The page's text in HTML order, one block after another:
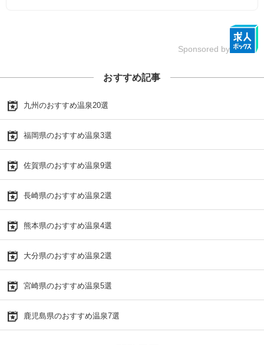
Sponsored by
おすすめ記事
九州のおすすめ温泉20選
福岡県のおすすめ温泉3選
佐賀県のおすすめ温泉9選
長崎県のおすすめ温泉2選
熊本県のおすすめ温泉4選
大分県のおすすめ温泉2選
宮崎県のおすすめ温泉5選
鹿児島県のおすすめ温泉7選